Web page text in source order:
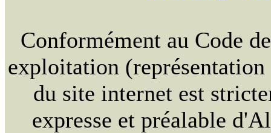
Conformément au Code
exploitation
du site internet est
expresse et préalable